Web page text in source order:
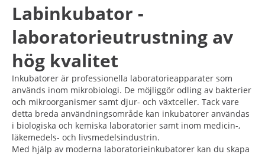
Labinkubator -
laboratorieutrustning av
hög kvalitet
Inkubatorer är professionella laboratorieapparater som
används inom mikrobiologi. De möjliggör odling av bakterier
och mikroorganismer samt djur- och växtceller. Tack vare
detta breda användningsområde kan inkubatorer användas
i biologiska och kemiska laboratorier samt inom medicin-,
läkemedels- och livsmedelsindustrin.
Med hjälp av moderna laboratorieinkubatorer kan du skapa